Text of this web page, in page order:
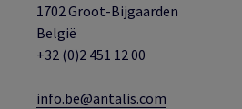
1702 Groot-Bijgaarden
België
+32 (0)2 451 12 00
info.be@antalis.com